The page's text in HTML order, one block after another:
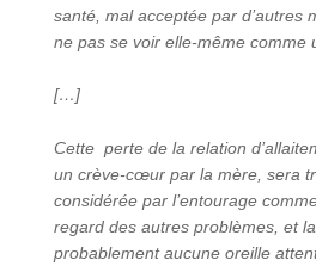
santé, mal acceptée par d’autres
ne pas se voir elle-même comme
[…]
Cette perte de la relation
un crève-cœur par la mère, sera
considérée par l’entourage
regard des autres problèmes, et
probablement aucune oreille